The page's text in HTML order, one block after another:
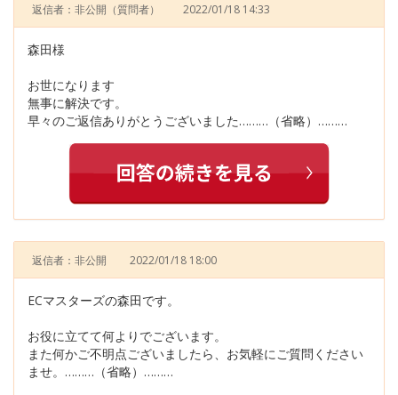
返信者：非公開 （質問者） 2022/01/18 14:33
森田様
お世になります
無事に解決です。
早々のご返信ありがとうございました………（省略）………
返信者：非公開 2022/01/18 18:00
ECマスターズの森田です。
お役に立てて何よりでございます。
また何かご不明点ございましたら、お気軽にご質問ください
ませ。………（省略）………